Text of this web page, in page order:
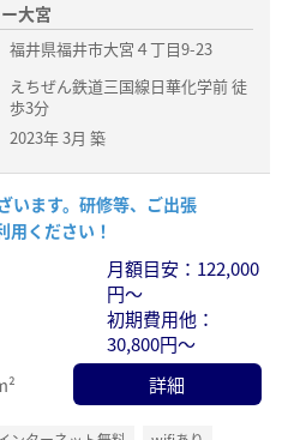
大宮
福井県福井市大宮４丁目9-23
えちぜん鉄道三国線日華化学前 徒
歩3分
2023年 3月 築
います。研修等、ご出張
ください！
月額目安：122,000
円～
初期費用他：
30,800円～
詳細